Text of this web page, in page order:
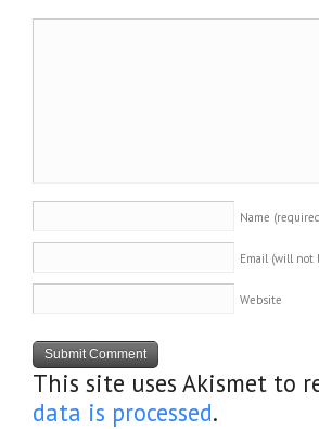
Name
Email (will not
Website
This site uses Akismet to
data is processed.